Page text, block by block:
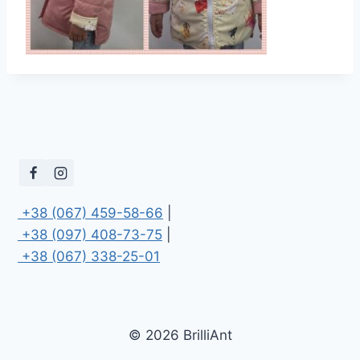
+38 (067) 459-58-66
+38 (097) 408-73-75
+38 (067) 338-25-01
© 2026 BrilliAnt